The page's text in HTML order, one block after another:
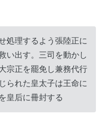
処理するよう張陸正に
い出す。三司を動かし
宗正を罷免し兼務代行
られた皇太子は王命に
皇后に冊封する